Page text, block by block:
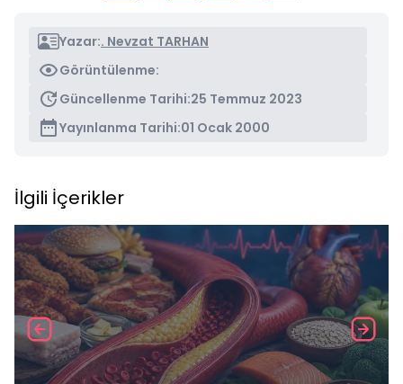
Yazar:. Nevzat TARHAN
Görüntülenme:
Güncellenme Tarihi:25 Temmuz 2023
Yayınlanma Tarihi:01 Ocak 2000
İlgili İçerikler